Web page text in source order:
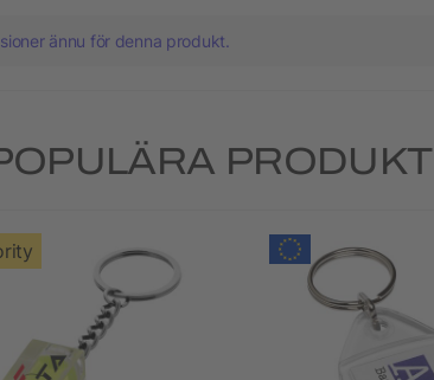
ännu för denna produkt.